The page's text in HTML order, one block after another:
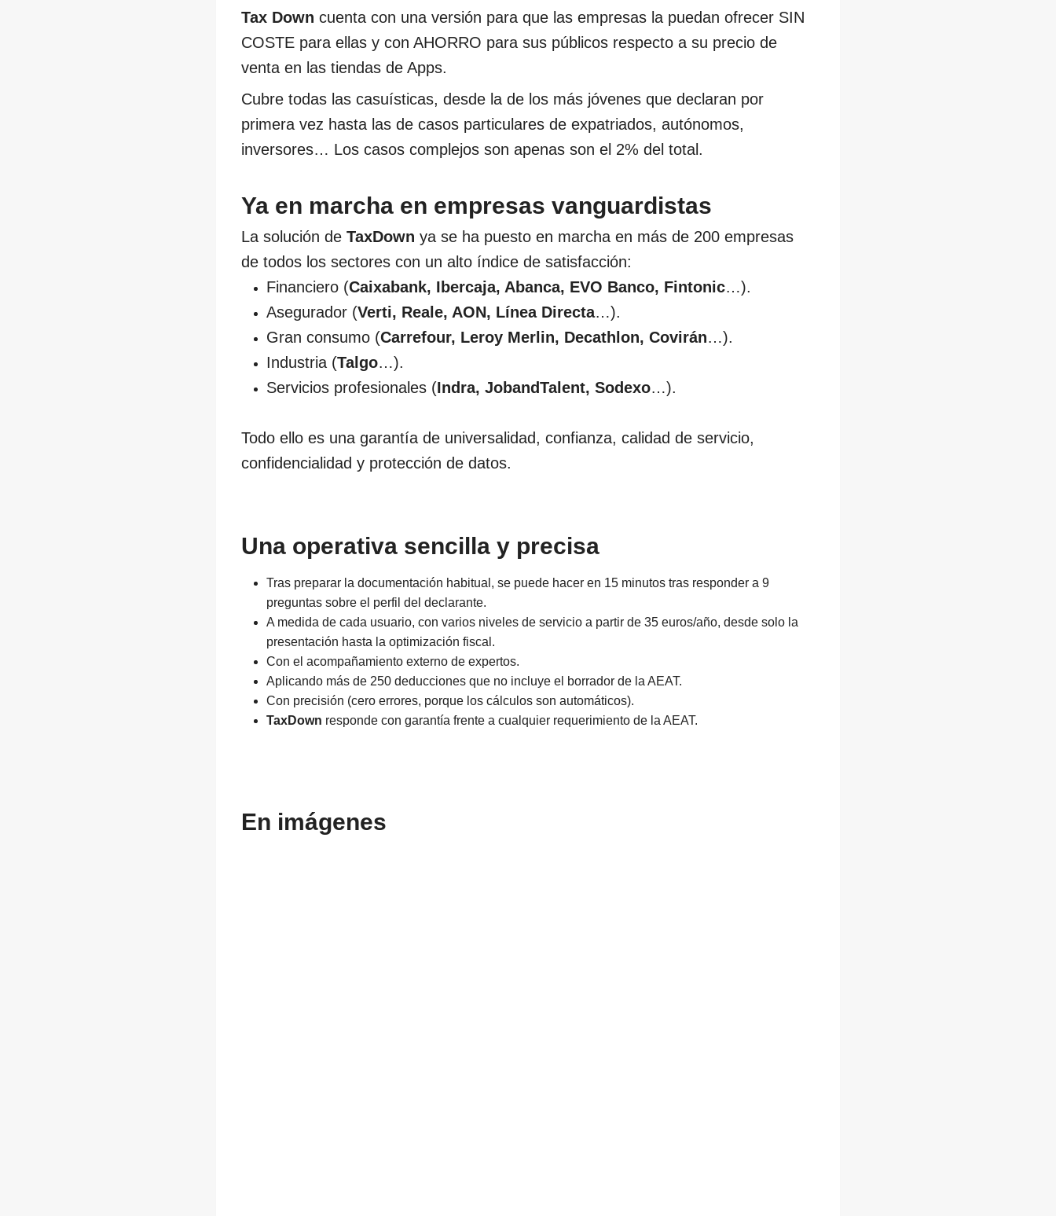
Tax Down cuenta con una versión para que las empresas la puedan ofrecer SIN
COSTE para ellas y con AHORRO para sus públicos respecto a su precio de
venta en las tiendas de Apps.
Cubre todas las casuísticas, desde la de los más jóvenes que declaran por
primera vez hasta las de casos particulares de expatriados, autónomos,
inversores… Los casos complejos son apenas son el 2% del total.
Ya en marcha en empresas vanguardistas
La solución de TaxDown ya se ha puesto en marcha en más de 200 empresas
de todos los sectores con un alto índice de satisfacción:
Financiero (Caixabank, Ibercaja, Abanca, EVO Banco, Fintonic…).
Asegurador (Verti, Reale, AON, Línea Directa…).
Gran consumo (Carrefour, Leroy Merlin, Decathlon, Covirán…).
Industria (Talgo…).
Servicios profesionales (Indra, JobandTalent, Sodexo…).
Todo ello es una garantía de universalidad, confianza, calidad de servicio,
confidencialidad y protección de datos.
Una operativa sencilla y precisa
Tras preparar la documentación habitual, se puede hacer en 15 minutos tras responder a 9
preguntas sobre el perfil del declarante.
A medida de cada usuario, con varios niveles de servicio a partir de 35 euros/año, desde solo la
presentación hasta la optimización fiscal.
Con el acompañamiento externo de expertos.
Aplicando más de 250 deducciones que no incluye el borrador de la AEAT.
Con precisión (cero errores, porque los cálculos son automáticos).
TaxDown responde con garantía frente a cualquier requerimiento de la AEAT.
En imágenes